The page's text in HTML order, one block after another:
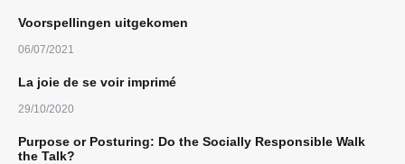
Voorspellingen uitgekomen
06/07/2021
La joie de se voir imprimé
29/10/2020
Purpose or Posturing: Do the Socially Responsible Walk
the Talk?